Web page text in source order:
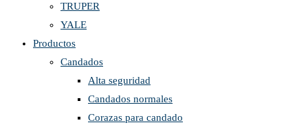
TRUPER
YALE
Productos
Candados
Alta seguridad
Candados normales
Corazas para candado